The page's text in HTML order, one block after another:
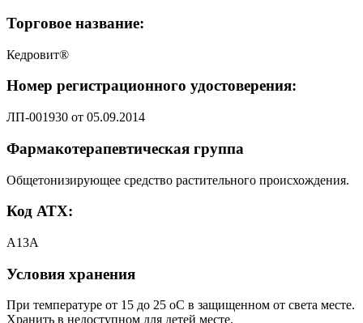
Торговое название:
Кедровит®
Номер регистрационного удостоверения:
ЛП-001930 от 05.09.2014
Фармакотерапевтическая группа
Общетонизирующее средство растительного происхождения.
Код АТХ:
А13А
Условия хранения
При температуре от 15 до 25 оС в защищенном от света месте.
Хранить в недоступном для детей месте.